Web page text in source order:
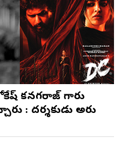
లోకేష్ కనగరాజ్ గారు
: దర్శకుడు అరుణ్